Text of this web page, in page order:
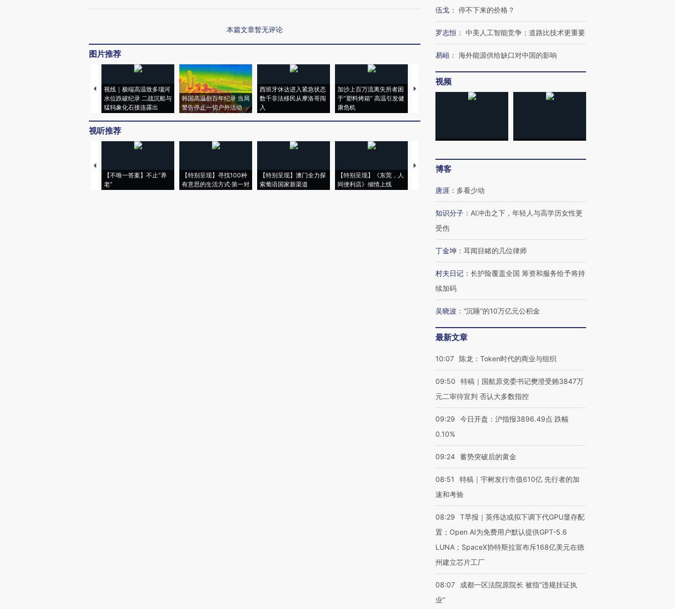
本篇文章暂无评论
图片推荐
视线｜极端高温致多瑙河
水位跌破纪录 二战沉船与
猛犸象化石接连露出
韩国高温创百年纪录 当局
警告停止一切户外活动
西班牙休达进入紧急状态
数千非法移民从摩洛哥闯
入
加沙上百万流离失所者困
于“塑料烤箱” 高温引发健
康危机
视线｜HYROX的吸金
术：是什么让中产们甘
粒摇头丸 尿检体内含3种
视听推荐
【不唯一答案】不止“养
老”
【特别呈现】寻找100种
有意思的生活方式·第一对
【特别呈现】澳门全力探
索葡语国家新渠道
【特别呈现】《东莞，人
间便利店》倾情上线
【推广】走进第四届链博
会，让数智科技“链”接产
伍戈 ： 停不下来的价格？
罗志恒 ： 中美人工智能竞争：道路比技术更重要
易峘 ： 海外能源供给缺口对中国的影响
视频
博客
唐涯 ： 多看少动
知识分子 ： AI冲击之下，年轻人与高学历女性更
受伤
丁金坤 ： 耳闻目睹的几位律师
村夫日记 ： 长护险覆盖全国 筹资和服务给予将持
续加码
吴晓波 ： “沉睡”的10万亿元公积金
最新文章
10:07 陈龙：Token时代的商业与组织
09:50
特稿｜国航原党委书记樊澄受贿3847万
元二审待宣判 否认大多数指控
09:29
今日开盘：沪指报3896.49点 跌幅
0.10%
09:24 蓄势突破后的黄金
08:51
特稿｜宇树发行市值610亿 先行者的加
速和考验
08:29
T早报｜英伟达或拟下调下代GPU显存配
置；Open AI为免费用户默认提供GPT-5.6
LUNA；SpaceX协特斯拉宣布斥168亿美元在德
州建立芯片工厂
08:07
成都一区法院原院长 被指“违规挂证执
业”